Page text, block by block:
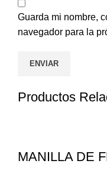
Guarda mi nombre,
navegador para la
Productos
MANILLA DE